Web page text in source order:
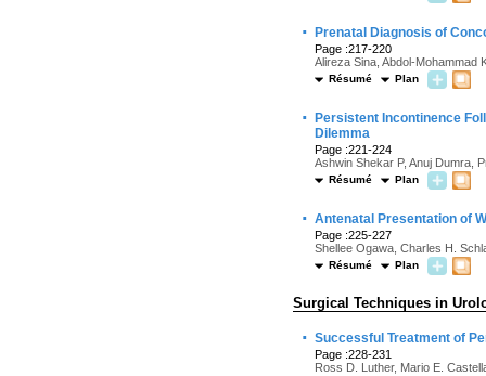
· Prenatal Diagnosis of
Page :217-220
Alireza Sina, Abdol-Mohammad
Résumé Plan
·
Persistent Incontinence
Dilemma
Page :221-224
Ashwin Shekar P, Anuj Dumra,
Résumé Plan
· Antenatal Presentation of
Page :225-227
Shellee Ogawa, Charles H.
Résumé Plan
Surgical Techniques in
· Successful Treatment of
Page :228-231
Ross D. Luther, Mario E.